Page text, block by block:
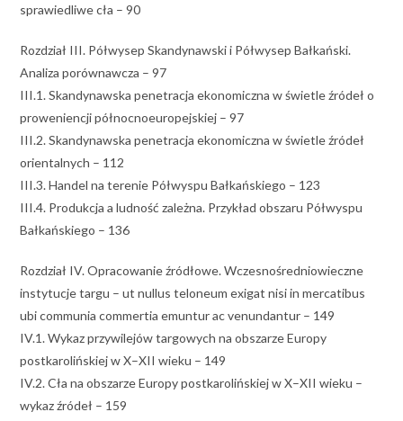
sprawiedliwe cła – 90
Rozdział III. Półwysep Skandynawski i Półwysep Bałkański.
Analiza porównawcza – 97
III.1. Skandynawska penetracja ekonomiczna w świetle źródeł o
proweniencji północnoeuropejskiej – 97
III.2. Skandynawska penetracja ekonomiczna w świetle źródeł
orientalnych – 112
III.3. Handel na terenie Półwyspu Bałkańskiego – 123
III.4. Produkcja a ludność zależna. Przykład obszaru Półwyspu
Bałkańskiego – 136
Rozdział IV. Opracowanie źródłowe. Wczesnośredniowieczne
instytucje targu – ut nullus teloneum exigat nisi in mercatibus
ubi communia commertia emuntur ac venundantur – 149
IV.1. Wykaz przywilejów targowych na obszarze Europy
postkarolińskiej w X–XII wieku – 149
IV.2. Cła na obszarze Europy postkarolińskiej w X–XII wieku –
wykaz źródeł – 159